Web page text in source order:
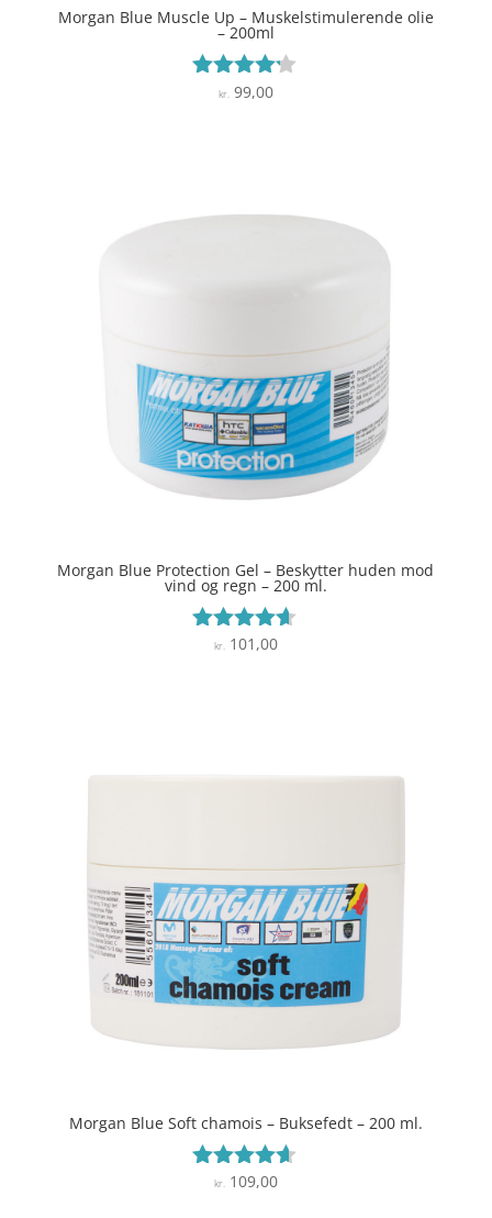
Morgan Blue Muscle Up – Muskelstimulerende olie
– 200ml
Vurderet
kr. 99,00
Morgan Blue Protection Gel – Beskytter huden mod
vind og regn – 200 ml.
Vurderet
kr.101,00
Morgan Blue Soft chamois – Buksefedt – 200 ml.
Vurderet
kr.109,00